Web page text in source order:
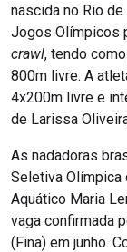
nascida no Rio
Jogos Olímpicos
crawl, tendo
800m livre. A
4x200m livre e
de Larissa
As nadadoras
Seletiva Olímpica
Aquático Maria
vaga confirmada
(Fina) em junho.